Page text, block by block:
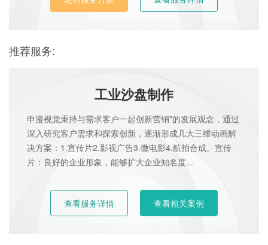
推荐服务:
工业沙盘制作
申漫视觉秉持与需求客户一起创新营销"的发展观念，通过
深入研究客户需求和探索创新，逐渐形成几大三维动画解
决方案：1.宣传片2.影视广告3.微电影4.航拍合成。宣传
片：良好的企业形象，能够扩大企业知名度...
查看服务详情 查看相关案例